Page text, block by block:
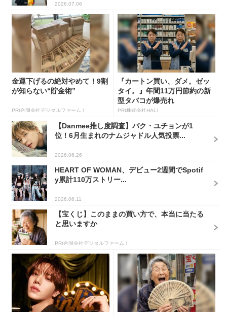
2026.07.06
金運下げるの絶対やめて！9割
が知らない“貯金術”
PR(合同会社デジタルファーム )
『カートン買い、ダメ。ゼッ
タイ。』年間11万円節約の新
型タバコが爆売れ
PR(株式会社HAL)
【Danmee推し度調査】パク・ユチョンが1
位！6月生まれのナムジャドル人気投票...
2026.06.26
HEART OF WOMAN、デビュー2週間でSpotif
y累計110万ストリー...
2026.06.11
【宝くじ】このままの買い方で、本当に当たる
と思いますか
PR(合同会社デジタルファーム )